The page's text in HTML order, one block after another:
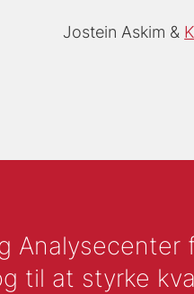
Jostein Askim
til at styrke